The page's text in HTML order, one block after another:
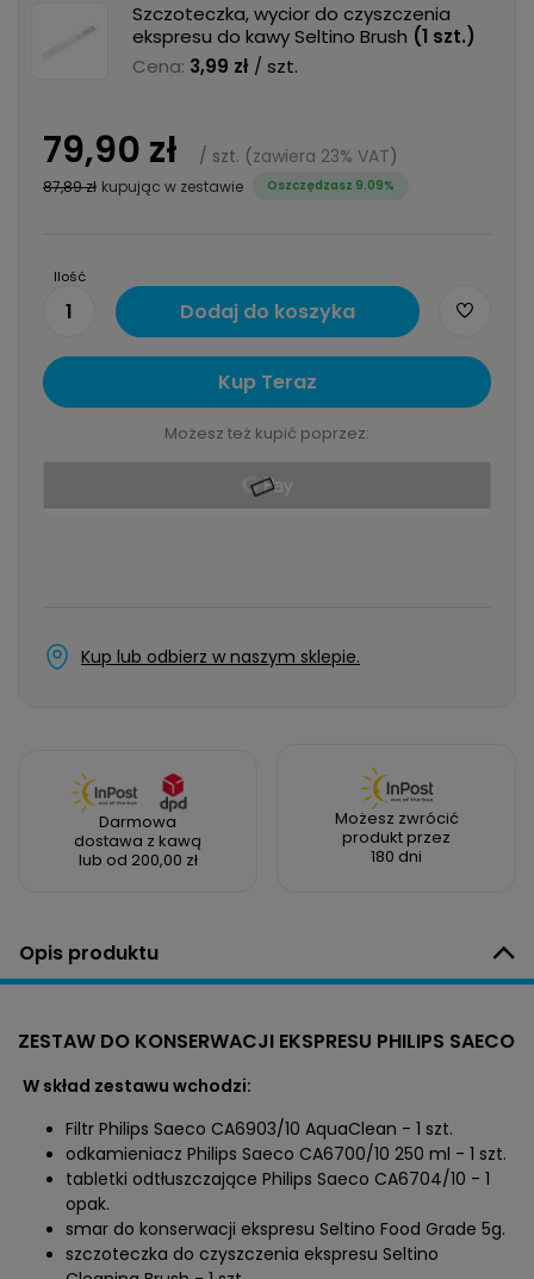
Szczoteczka, wycior do czyszczenia
ekspresu do kawy Seltino Brush (1 szt.)
Cena: 3,99 zł / szt.
79,90 zł / szt. (zawiera 23% VAT)
87,89 zł kupując w zestawie Oszczędzasz 9.09%
Ilość
1 Dodaj do koszyka
Kup Teraz
Możesz też kupić poprzez:
Kup lub odbierz w naszym sklepie.
Darmowa
dostawa z kawą
lub od 200,00 zł
Możesz zwrócić
produkt przez
180 dni
Opis produktu
ZESTAW DO KONSERWACJI EKSPRESU PHILIPS SAECO
W skład zestawu wchodzi:
Filtr Philips Saeco CA6903/10 AquaClean - 1 szt.
odkamieniacz Philips Saeco CA6700/10 250 ml - 1 szt.
tabletki odtłuszczające Philips Saeco CA6704/10 - 1
opak.
smar do konserwacji ekspresu Seltino Food Grade 5g.
szczoteczka do czyszczenia ekspresu Seltino